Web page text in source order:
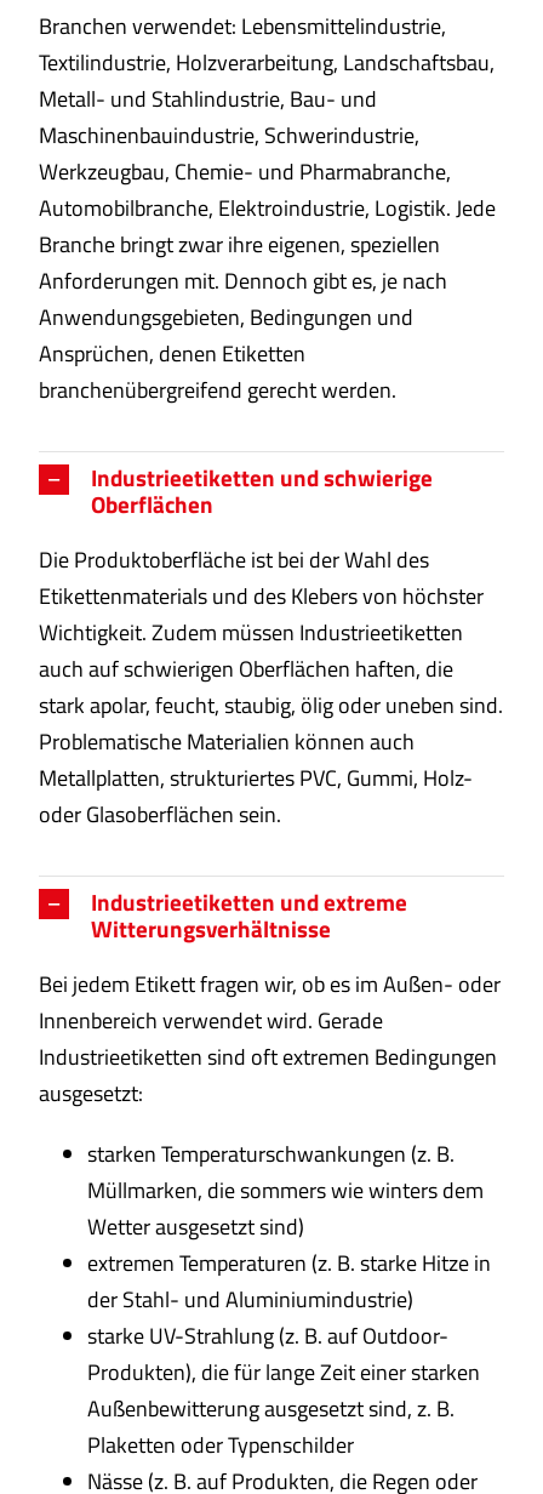
Branchen verwendet: Lebensmittelindustrie,
Textilindustrie, Holzverarbeitung, Landschaftsbau,
Metall- und Stahlindustrie, Bau- und
Maschinenbauindustrie, Schwerindustrie,
Werkzeugbau, Chemie- und Pharmabranche,
Automobilbranche, Elektroindustrie, Logistik. Jede
Branche bringt zwar ihre eigenen, speziellen
Anforderungen mit. Dennoch gibt es, je nach
Anwendungsgebieten, Bedingungen und
Ansprüchen, denen Etiketten
branchenübergreifend gerecht werden.
Industrieetiketten und schwierige
Oberflächen
Die Produktoberfläche ist bei der Wahl des
Etikettenmaterials und des Klebers von höchster
Wichtigkeit. Zudem müssen Industrieetiketten
auch auf schwierigen Oberflächen haften, die
stark apolar, feucht, staubig, ölig oder uneben sind.
Problematische Materialien können auch
Metallplatten, strukturiertes PVC, Gummi, Holz-
oder Glasoberflächen sein.
Industrieetiketten und extreme
Witterungsverhältnisse
Bei jedem Etikett fragen wir, ob es im Außen- oder
Innenbereich verwendet wird. Gerade
Industrieetiketten sind oft extremen Bedingungen
ausgesetzt:
starken Temperaturschwankungen (z. B.
Müllmarken, die sommers wie winters dem
Wetter ausgesetzt sind)
extremen Temperaturen (z. B. starke Hitze in
der Stahl- und Aluminiumindustrie)
starke UV-Strahlung (z. B. auf Outdoor-
Produkten), die für lange Zeit einer starken
Außenbewitterung ausgesetzt sind, z. B.
Plaketten oder Typenschilder
Nässe (z. B. auf Produkten, die Regen oder